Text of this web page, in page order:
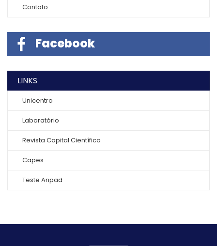
Contato
Facebook
LINKS
Unicentro
Laboratório
Revista Capital Científico
Capes
Teste Anpad